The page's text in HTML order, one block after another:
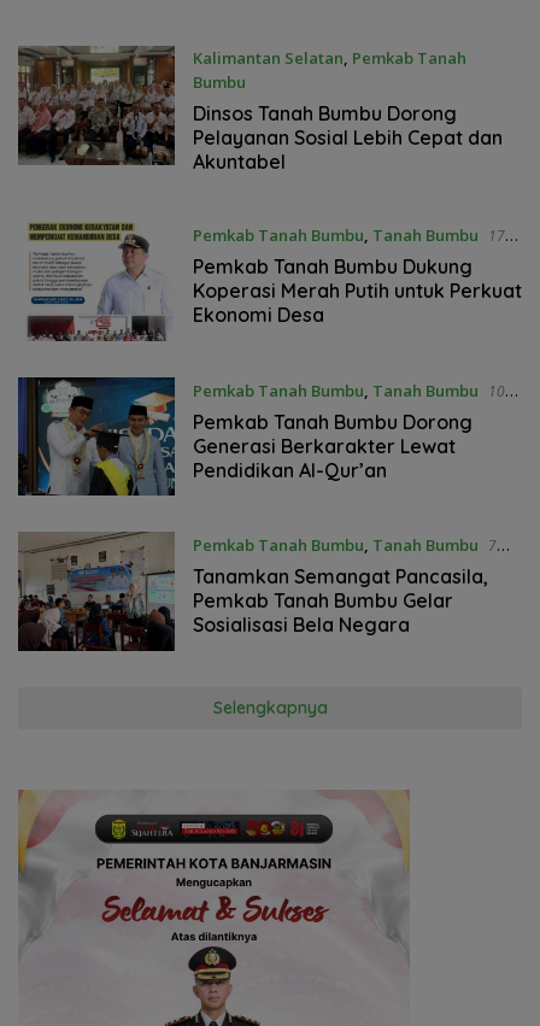
Kalimantan Selatan, Pemkab Tanah
Bumbu
10 Juni 2026
Dinsos Tanah Bumbu Dorong
Pelayanan Sosial Lebih Cepat dan
Akuntabel
Pemkab Tanah Bumbu, Tanah Bumbu
17
Mei 2026
Pemkab Tanah Bumbu Dukung
Koperasi Merah Putih untuk Perkuat
Ekonomi Desa
Pemkab Tanah Bumbu, Tanah Bumbu
10
Mei 2026
Pemkab Tanah Bumbu Dorong
Generasi Berkarakter Lewat
Pendidikan Al-Qur’an
Pemkab Tanah Bumbu, Tanah Bumbu 7
Mei 2026
Tanamkan Semangat Pancasila,
Pemkab Tanah Bumbu Gelar
Sosialisasi Bela Negara
Selengkapnya